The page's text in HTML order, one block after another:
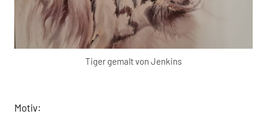
Tiger gemalt von Jenkins
Motiv: